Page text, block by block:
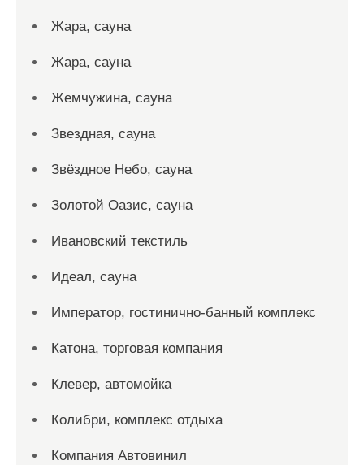
Жара, сауна
Жара, сауна
Жемчужина, сауна
Звездная, сауна
Звёздное Небо, сауна
Золотой Оазис, сауна
Ивановский текстиль
Идеал, сауна
Император, гостинично-банный комплекс
Катона, торговая компания
Клевер, автомойка
Колибри, комплекс отдыха
Компания Автовинил